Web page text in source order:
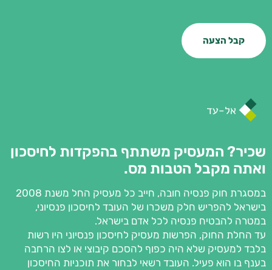
קבל הצעה
שכיר? המעסיק משתתף בהפקדות לחיסכון
ואתה מקבל הטבות מס.
במסגרת חוק פנסיה חובה, חייב כל מעסיק החל משנת 2008
בישראל להפריש חלק משכרו של העובד לחיסכון פנסיוני,
במטרה להבטיח פנסיה לכל אדם בישראל.
עד החלת החוק, הפרשות מעסיק לחיסכון פנסיוני היו רשות
בלבד למעסיק שלא היה כפוף להסכם קיבוצי או לצו הרחבה
בענף בו הוא פעיל. העובד רשאי לבחור את תוכניות החיסכון